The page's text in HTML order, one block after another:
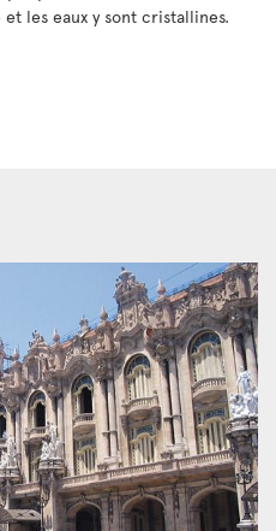
les eaux y sont cristallines.